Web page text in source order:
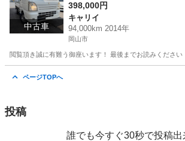
中古車
398,000円
キャリイ
94,000km 2014年
岡山市
閲覧頂き誠に有難う御座います！ 最後までお読みくだ
ページTOPへ
投稿
誰でも今すぐ30秒で投稿出